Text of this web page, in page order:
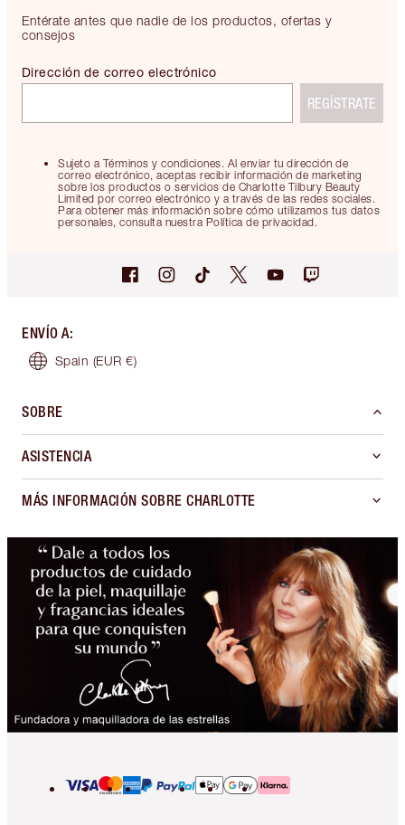
Entérate antes que nadie de los productos, ofertas y
consejos
Sujeto a Términos y condiciones. Al enviar tu dirección de
correo electrónico, aceptas recibir información de marketing
sobre los productos o servicios de Charlotte Tilbury Beauty
Limited por correo electrónico y a través de las redes sociales.
Para obtener más información sobre cómo utilizamos tus datos
personales, consulta nuestra Política de privacidad.
Dirección de correo electrónico
REGÍSTRATE
ENVÍO A:
Spain (EUR €)
SOBRE
ASISTENCIA
MÁS INFORMACIÓN SOBRE CHARLOTTE